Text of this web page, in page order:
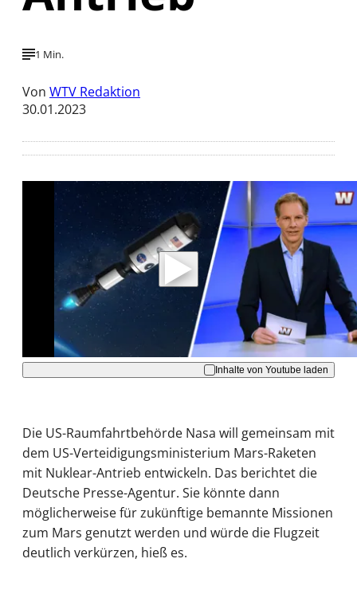
1 Min.
Von WTV Redaktion
30.01.2023
Mit der Wiedergabe dieses Videos werden
Daten an Youtube übertragen.
Hinweise dazu erhalten Sie in der Datenschutzerklärung
Akzeptieren
Inhalte von Youtube laden
Die US-Raumfahrtbehörde Nasa will gemeinsam mit
dem US-Verteidigungsministerium Mars-Raketen
mit Nuklear-Antrieb entwickeln. Das berichtet die
Deutsche Presse-Agentur. Sie könnte dann
möglicherweise für zukünftige bemannte Missionen
zum Mars genutzt werden und würde die Flugzeit
deutlich verkürzen, hieß es.